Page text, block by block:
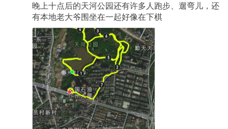
晚上十点后的天河公园还有许多人跑步、遛弯儿，还
有本地老大爷围坐在一起好像在下棋